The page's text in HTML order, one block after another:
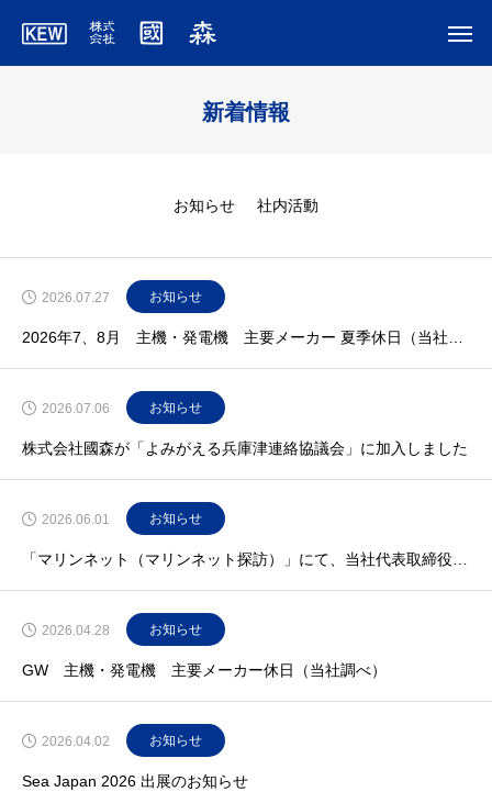
新着情報
お知らせ 社内活動
2026.07.27 お知らせ
2026.07.06 お知らせ
株式会社國森が「よみがえる兵庫津連絡協議会」に加入しました
2026.06.01 お知らせ
2026.04.28 お知らせ
GW 主機・発電機 主要メーカー休日（当社調べ）
2026.04.02 お知らせ
Sea Japan 2026 出展のお知らせ